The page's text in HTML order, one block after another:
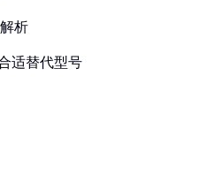
析
适替代型号